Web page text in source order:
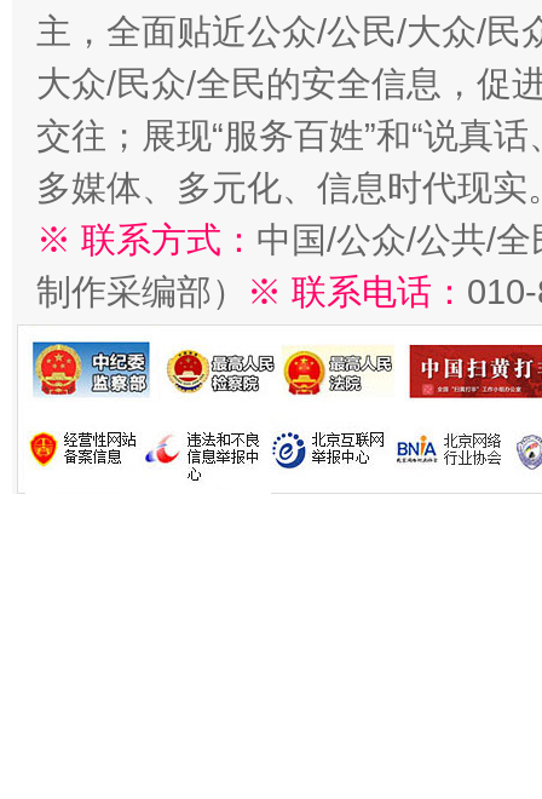
主，全面贴近公众/公民/大众/民
大众/民众/全民的安全信息，促
交往；展现“服务百姓”和“说真
多媒体、多元化、信息时代现实
※ 联系方式： 中国/公众/公共/
制作采编部）
※ 联系电话：